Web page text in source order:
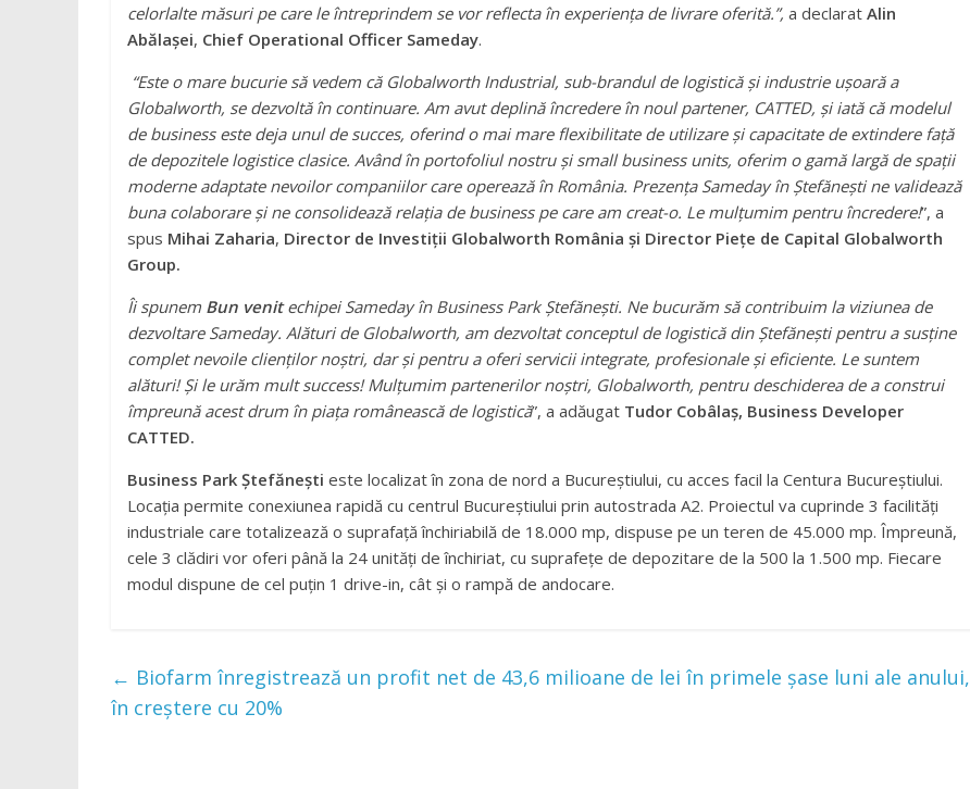
celorlalte măsuri pe care le întreprindem se vor reflecta în experiența de livrare oferită.”, a declarat Alin
Abălașei, Chief Operational Officer Sameday.
“Este o mare bucurie să vedem că Globalworth Industrial, sub-brandul de logistică și industrie ușoară a
Globalworth, se dezvoltă în continuare. Am avut deplină încredere în noul partener, CATTED, și iată că modelul
de business este deja unul de succes, oferind o mai mare flexibilitate de utilizare și capacitate de extindere față
de depozitele logistice clasice. Având în portofoliul nostru și small business units, oferim o gamă largă de spații
moderne adaptate nevoilor companiilor care operează în România. Prezența Sameday în Ștefănești ne validează
buna colaborare și ne consolidează relația de business pe care am creat-o. Le mulțumim pentru încredere!”, a
spus Mihai Zaharia, Director de Investiții Globalworth România și Director Piețe de Capital Globalworth
Group.
Îi spunem Bun venitechipei Sameday în Business Park Ștefănești. Ne bucurăm să contribuim la viziunea de
dezvoltare Sameday. Alături de Globalworth, am dezvoltat conceptul de logistică din Ștefănești pentru a susține
complet nevoile clienților noștri, dar și pentru a oferi servicii integrate, profesionale și eficiente. Le suntem
alături! Și le urăm mult success! Mulțumim partenerilor noștri, Globalworth, pentru deschiderea de a construi
împreună acest drum în piața românească de logistică”, a adăugat Tudor Cobâlaș, Business Developer
CATTED.
Business Park Ștefănești este localizat în zona de nord a Bucureștiului, cu acces facil la Centura Bucureștiului.
Locația permite conexiunea rapidă cu centrul Bucureștiului prin autostrada A2. Proiectul va cuprinde 3 facilități
industriale care totalizează o suprafață închiriabilă de 18.000 mp, dispuse pe un teren de 45.000 mp. Împreună,
cele 3 clădiri vor oferi până la 24 unități de închiriat, cu suprafețe de depozitare de la 500 la 1.500 mp. Fiecare
modul dispune de cel puțin 1 drive-in, cât și o rampă de andocare.
← Biofarm înregistrează un profit net de 43,6 milioane de lei în primele șase luni ale anului,
în creștere cu 20%